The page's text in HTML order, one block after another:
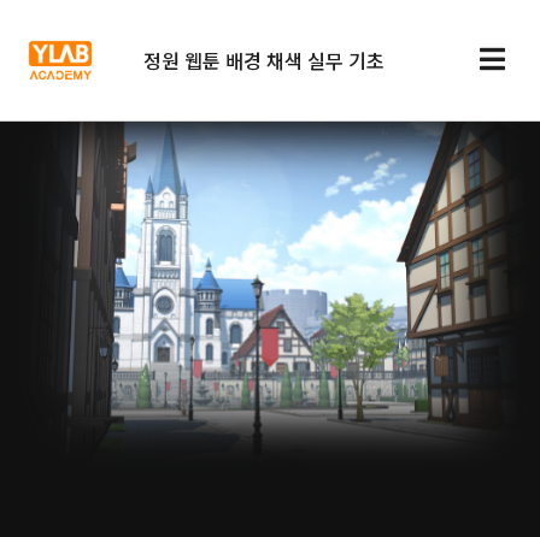
정원 웹툰 배경 채색 실무 기초